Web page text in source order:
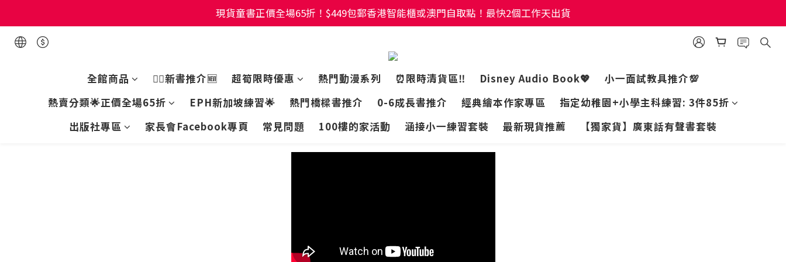
現貨童書正價全場65折！$449包郵香港智能櫃或澳門自取點！最快2個工作天出貨
現貨童書正價全場65折！$449包郵香港智能櫃或澳門自取點！最快2個工作天出貨
現貨童書正價全場65折！$449包郵香港智能櫃或澳門自取點！最快2個工作天出貨
全館商品
👍🏻新書推介🆕 超筍限時優惠 熱門動漫系列 ⏰限時清貨區‼️ Disney Audio Book💖
小一面試教具推介💯
熱賣分類🌟正價全場65折
EPH新加坡練習🌟 熱門橋樑書推介 0-6成長書推介 經典繪本作家專區
指定幼稚園+小學主科練習: 3件85折
出版社專區
家長會Facebook專頁 常見問題 100樓的家活動 涵接小一練習套裝 最新現貨推薦 【獨家貨】廣東話有聲書套裝